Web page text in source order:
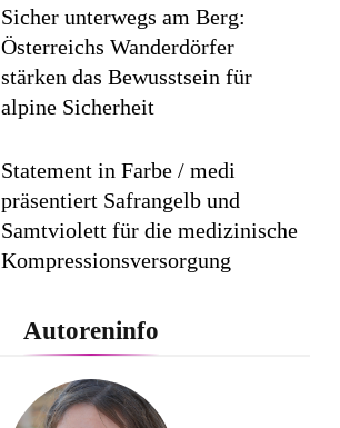
Sicher unterwegs am Berg:
Österreichs Wanderdörfer
stärken das Bewusstsein für
alpine Sicherheit
Statement in Farbe / medi
präsentiert Safrangelb und
Samtviolett für die medizinische
Kompressionsversorgung
PEPE JEANS LONDON AW26
Autoreninfo